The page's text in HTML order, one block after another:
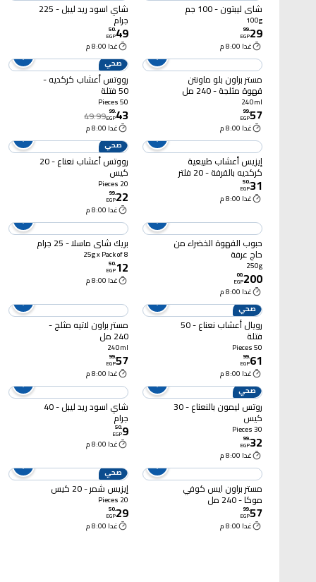
شاي ليبتون - 100 جم
100g
29
.
99
EGP
غدا 8:00 م
شاي اسود ريد ليبل - 225
جرام
49
.
50
EGP
غدا 8:00 م
مستر براون بلو ماونتن
قهوة مثلجة - 240 مل
240ml
57
.
99
EGP
غدا 8:00 م
صحي
رووتس أعشاب كركديه -
50 فتلة
50 Pieces
43
.
99
EGP
49.99
غدا 8:00 م
إيزيس أعشاب طبيعية
كركديه بالقرفة - 20 فلتر
31
.
50
EGP
غدا 8:00 م
صحي
رووتس أعشاب نعناع - 20
كيس
20 Pieces
22
.
99
EGP
غدا 8:00 م
حبوب القهوة الخضراء من
حاج عرفة
250g
200
.
00
EGP
غدا 8:00 م
بريك شاي ماسلا - 25 جرام
25g x Pack of 8
12
.
50
EGP
غدا 8:00 م
صحي
رويال أعشاب نعناع - 50
فتلة
50 Pieces
61
.
99
EGP
غدا 8:00 م
مستر براون لاتيه مثلج -
240 مل
240ml
57
.
99
EGP
غدا 8:00 م
صحي
روتس ليمون بالنعناع - 30
كيس
30 Pieces
32
.
99
EGP
غدا 8:00 م
شاي اسود ريد ليبل - 40
جرام
9
.
50
EGP
غدا 8:00 م
مستر براون ايس كوفي
موكا - 240 مل
57
.
99
EGP
غدا 8:00 م
صحي
إيزيس شمر - 20 كيس
20 Pieces
29
.
50
EGP
غدا 8:00 م